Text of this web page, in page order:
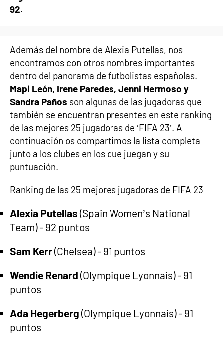
92.
Además del nombre de Alexia Putellas, nos
encontramos con otros nombres importantes
dentro del panorama de futbolistas españolas.
Mapi León, Irene Paredes, Jenni Hermoso y
Sandra Paños son algunas de las jugadoras que
también se encuentran presentes en este ranking
de las mejores 25 jugadoras de ‘FIFA 23’. A
continuación os compartimos la lista completa
junto a los clubes en los que juegan y su
puntuación.
Ranking de las 25 mejores jugadoras de FIFA 23
Alexia Putellas (Spain Women’s National
Team) - 92 puntos
Sam Kerr(Chelsea) - 91 puntos
Wendie Renard (Olympique Lyonnais) - 91
puntos
Ada Hegerberg (Olympique Lyonnais) - 91
puntos